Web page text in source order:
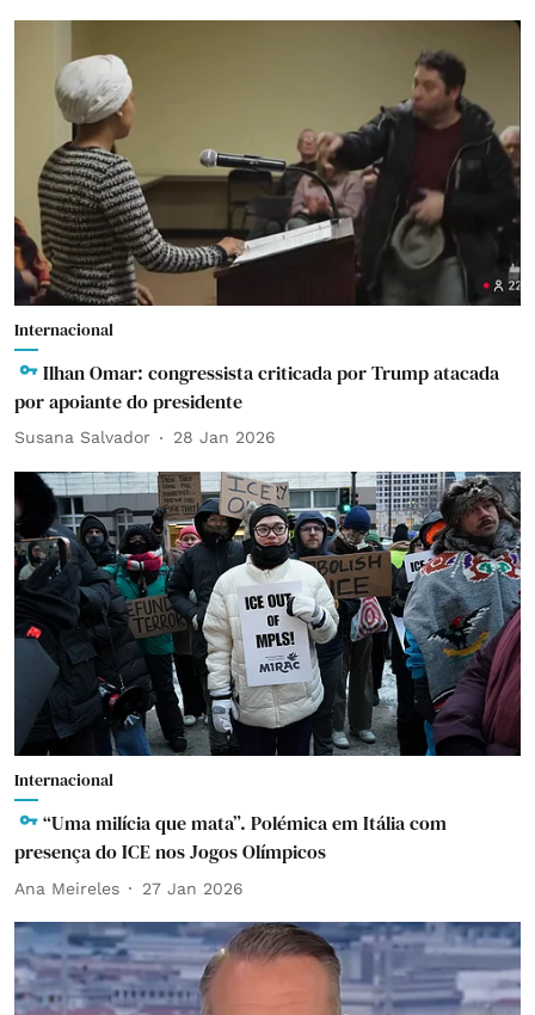
Internacional
Ilhan Omar: congressista criticada por Trump atacada
por apoiante do presidente
Susana Salvador 28 Jan 2026
Internacional
“Uma milícia que mata”. Polémica em Itália com
presença do ICE nos Jogos Olímpicos
Ana Meireles 27 Jan 2026